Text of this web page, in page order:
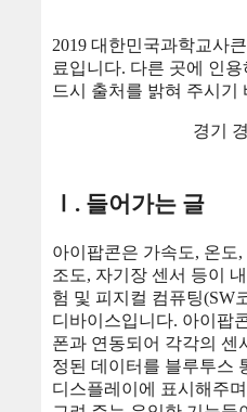
2019 대한민국과학교사
료입니다. 다른 곳에 인
드시 출처를 밝혀 주시기
경기
Ⅰ. 들어가는 글
아이팝콘은 가속도, 온도
조도, 자기장 센서 등이
험 및 피지컬 컴퓨팅(SW
디바이스입니다. 아이팝
폰과 연동되어 각각의 센
정된 데이터를 블루투스
디스플레이에 표시해주